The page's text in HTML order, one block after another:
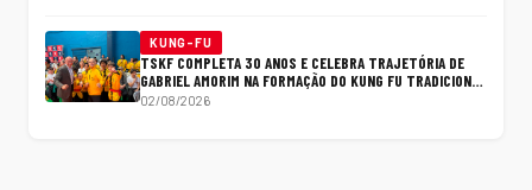
KUNG-FU
TSKF COMPLETA 30 ANOS E CELEBRA TRAJETÓRIA DE
GABRIEL AMORIM NA FORMAÇÃO DO KUNG FU TRADICIONAL
NO BRASIL
02/08/2026